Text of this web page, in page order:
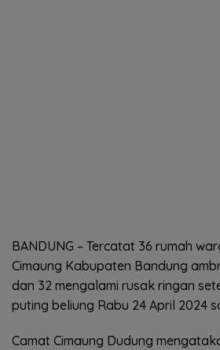
BANDUNG – Tercatat 36 rumah
Cimaung Kabupaten Bandung
dan 32 mengalami rusak ringan
puting beliung Rabu 24 April 2024
Camat Cimaung Dudung